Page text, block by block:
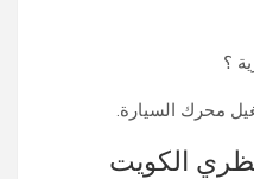
محرك السيارة.
الكويت